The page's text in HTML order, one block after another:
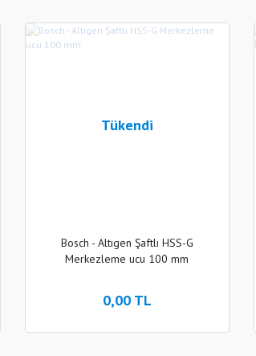
Tükendi
Bosch - Altıgen Şaftlı HSS-G
Merkezleme ucu 100 mm
0,00 TL